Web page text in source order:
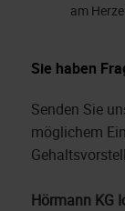
am
Sie haben
Senden Sie
möglichem
Hörmann KG